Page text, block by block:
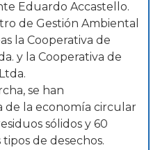
Eduardo Accastello.
de Gestión Ambiental
la Cooperativa de
y la Cooperativa de
se han
de la economía circular
sólidos y 60
de desechos.